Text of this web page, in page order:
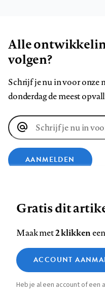
Alle
volgen?
Schrijf je nu in voor onze
donderdag de meest
E-
mailadres
AANMELDEN
op
Facebook
op
LinkedIn
op
Bluesky
op
Footer
Contact Colofon
Zie onze cookie policy
Analytische cookies
Marketing cookies
Gratis dit
Maak met2 klikken
ACCOUNT
Heb je al een account of een